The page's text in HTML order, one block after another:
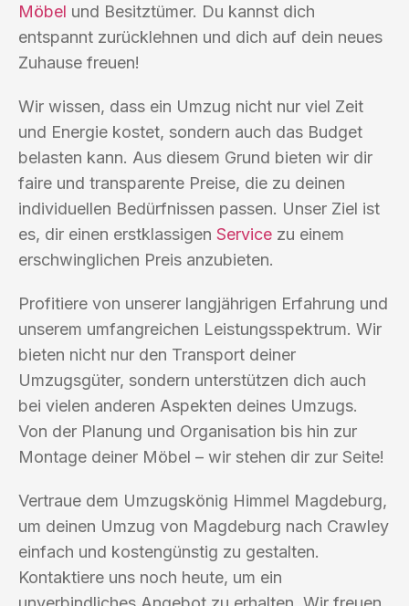
Möbel und Besitztümer. Du kannst dich
entspannt zurücklehnen und dich auf dein neues
Zuhause freuen!
Wir wissen, dass ein Umzug nicht nur viel Zeit
und Energie kostet, sondern auch das Budget
belasten kann. Aus diesem Grund bieten wir dir
faire und transparente Preise, die zu deinen
individuellen Bedürfnissen passen. Unser Ziel ist
es, dir einen erstklassigen Service zu einem
erschwinglichen Preis anzubieten.
Profitiere von unserer langjährigen Erfahrung und
unserem umfangreichen Leistungsspektrum. Wir
bieten nicht nur den Transport deiner
Umzugsgüter, sondern unterstützen dich auch
bei vielen anderen Aspekten deines Umzugs.
Von der Planung und Organisation bis hin zur
Montage deiner Möbel – wir stehen dir zur Seite!
Vertraue dem Umzugskönig Himmel Magdeburg,
um deinen Umzug von Magdeburg nach Crawley
einfach und kostengünstig zu gestalten.
Kontaktiere uns noch heute, um ein